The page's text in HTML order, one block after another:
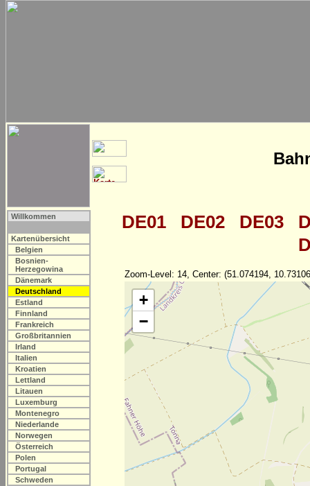
Willkommen
Kartenübersicht
Belgien
Bosnien-
Herzegowina
Dänemark
Deutschland
Estland
Finnland
Frankreich
Großbritannien
Irland
Italien
Kroatien
Lettland
Litauen
Luxemburg
Montenegro
Niederlande
Norwegen
Österreich
Polen
Portugal
Schweden
DE01 DE02 DE03
Zoom-Level: 14, Center: (51.074194,
+
−